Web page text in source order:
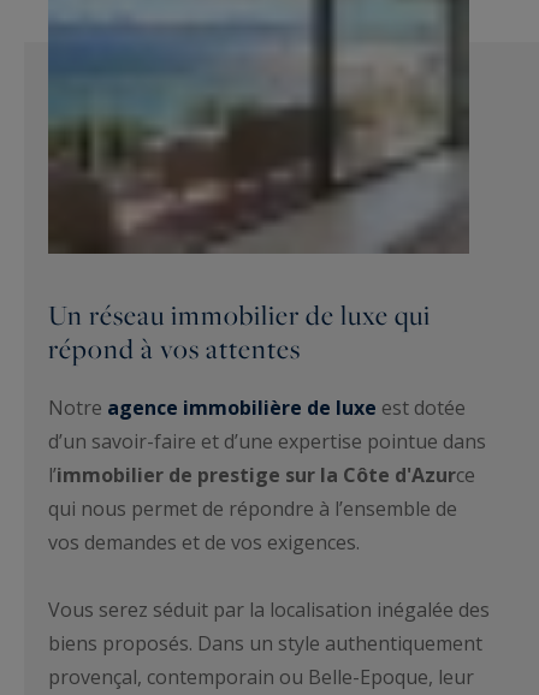
Un réseau immobilier de luxe qui
répond à vos attentes
Notre agence immobilière de luxe est dotée
d’un savoir-faire et d’une expertise pointue dans
l’immobilier de prestige sur la Côte d'Azurce
qui nous permet de répondre à l’ensemble de
vos demandes et de vos exigences.
Vous serez séduit par la localisation inégalée des
biens proposés. Dans un style authentiquement
provençal, contemporain ou Belle-Epoque, leur